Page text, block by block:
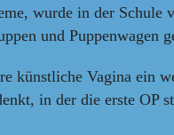
wurde in der
und Puppenwagen
Vagina ein
in der die erste OP